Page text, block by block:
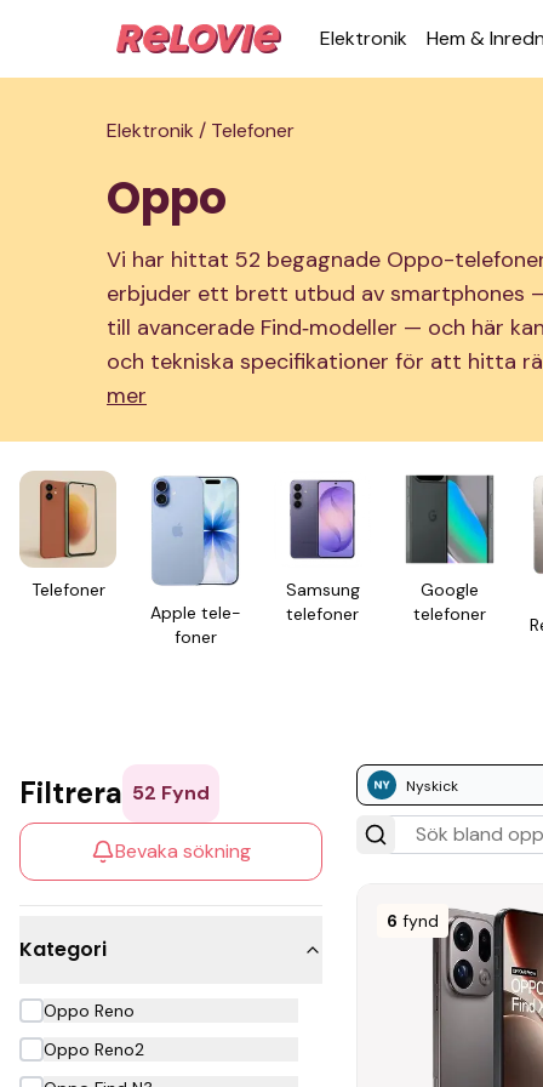
Elek­tronik Hem &
Elektronik / Telefoner
Oppo
Vi har hittat 52 begagnade Oppo-
erbjuder ett brett utbud av smartphones
till avancerade Find‑modeller — och här
och tekniska specifikationer för att hitta
mer
Tele­foner
Apple tele­
foner
Samsung
tele­foner
Google
tele­foner
Nyskick
Filtrera 52 Fynd
Bevaka sökning
Kategori
Oppo Reno
Oppo Reno2
6 fynd